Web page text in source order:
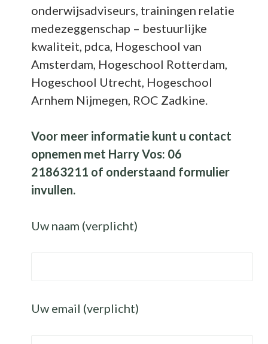
onderwijsadviseurs, trainingen relatie
medezeggenschap – bestuurlijke
kwaliteit, pdca, Hogeschool van
Amsterdam, Hogeschool Rotterdam,
Hogeschool Utrecht, Hogeschool
Arnhem Nijmegen, ROC Zadkine.
Voor meer informatie kunt u contact
opnemen met Harry Vos: 06
21863211 of onderstaand formulier
invullen.
Uw naam (verplicht)
Uw email (verplicht)